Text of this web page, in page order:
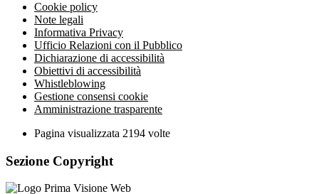
Cookie policy
Note legali
Informativa Privacy
Ufficio Relazioni con il Pubblico
Dichiarazione di accessibilità
Obiettivi di accessibilità
Whistleblowing
Gestione consensi cookie
Amministrazione trasparente
Pagina visualizzata 2194 volte
Sezione Copyright